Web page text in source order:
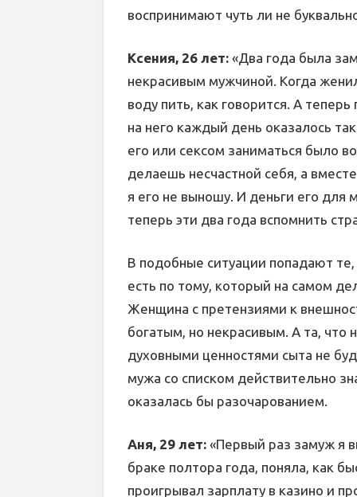
воспринимают чуть ли не
Ксения, 26 лет: «Два года была
некрасивым мужчиной. Когда
воду пить, как говорится. А
на него каждый день оказалось
его или сексом заниматься было
делаешь несчастной себя, а
я его не выношу. И деньги его для
теперь эти два года вспомнить
В подобные ситуации попадают
есть по тому, который на самом
Женщина с претензиями к
богатым, но некрасивым. А та,
духовными ценностями сыта не
мужа со списком действительно
оказалась бы разочарованием.
Аня, 29 лет: «Первый раз замуж я
браке полтора года, поняла, как
проигрывал зарплату в казино и